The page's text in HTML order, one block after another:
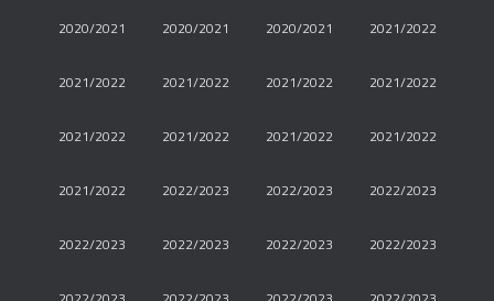
2020/2021 2020/2021 2020/2021 2021/2022
2021/2022 2021/2022 2021/2022 2021/2022
2021/2022 2021/2022 2021/2022 2021/2022
2021/2022 2022/2023 2022/2023 2022/2023
2022/2023 2022/2023 2022/2023 2022/2023